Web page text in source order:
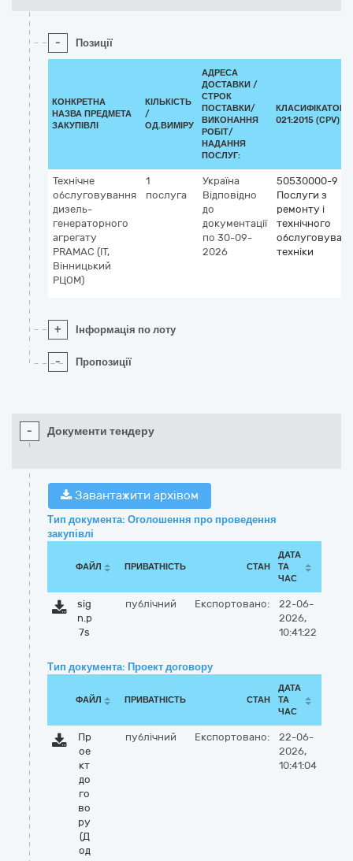
- Позиції
КОНКРЕТНА
НАЗВА ПРЕДМЕТА
ЗАКУПІВЛІ
КІЛЬКІСТЬ
/
ОД.ВИМІРУ
АДРЕСА
ДОСТАВКИ /
СТРОК
ПОСТАВКИ/
ВИКОНАННЯ
РОБІТ/
НАДАННЯ
ПОСЛУГ:
КЛАСИФІКАТОР
021:2015 (CPV)
Технічне
обслуговування
дизель-
генераторного
агрегату
PRAMAC (ІТ,
Вінницький
РЦОМ)
1
послуга
Україна
Відповідно
до
документації
по 30-09-
2026
50530000-9
Послуги з
ремонту і
технічного
техніки
+ Інформація по лоту
- Пропозиції
- Документи тендеру
Завантажити архівом
Тип документа: Оголошення про проведення
закупівлі
ФАЙЛ ПРИВАТНІСТЬ СТАН
ДАТА
ТА
ЧАС
sig
n.p
7s
публічний Експортовано:
22-06-
2026,
10:41:22
Тип документа: Проект договору
ФАЙЛ ПРИВАТНІСТЬ СТАН
ДАТА
ТА
ЧАС
Пр
ое
кт
до
го
во
ру
(Д
од
публічний Експортовано:
22-06-
2026,
10:41:04